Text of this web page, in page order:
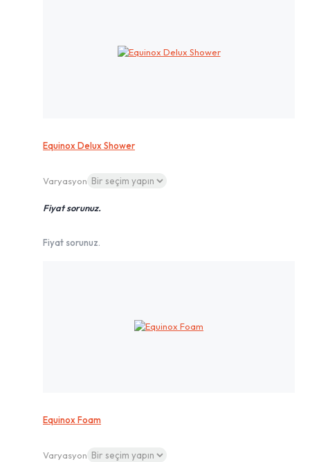
Equinox Delux Shower
Varyasyon
Fiyat sorunuz.
Fiyat sorunuz.
Equinox Foam
Varyasyon